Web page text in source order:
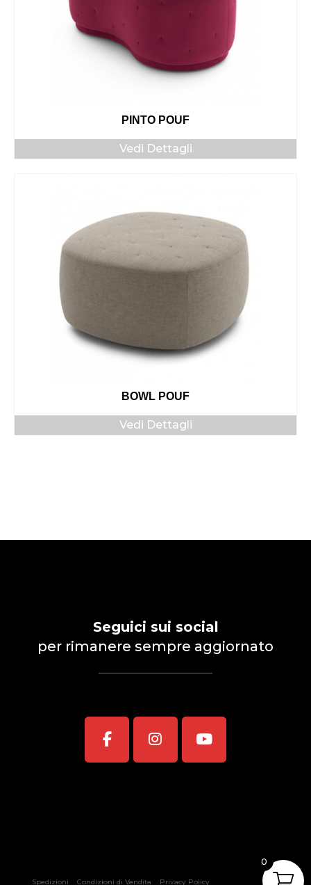
PINTO POUF
Vedi Dettagli
BOWL POUF
Vedi Dettagli
Seguici sui social
per rimanere sempre aggiornato
Spedizioni Condizioni di Vendita Privacy Policy
0